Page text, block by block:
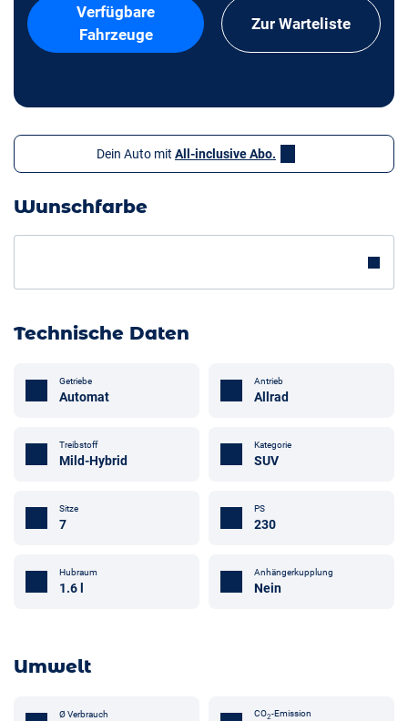
Verfügbare
Fahrzeuge
Zur Warteliste
Dein Auto mit All-inclusive Abo.
Wunschfarbe
Technische Daten
Getriebe
Automat
Antrieb
Allrad
Treibstoff
Mild-Hybrid
Kategorie
SUV
Sitze
7
PS
230
Hubraum
1.6 l
Anhängerkupplung
Nein
Umwelt
Ø Verbrauch CO2-Emission